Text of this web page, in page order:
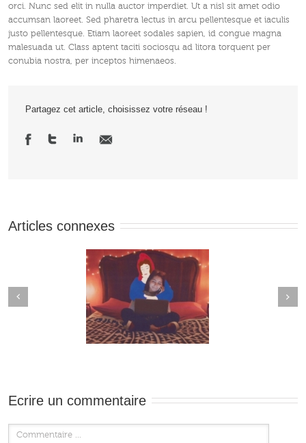
orci. Nunc sed elit in nulla auctor imperdiet. Ut a nisl sit amet odio
accumsan laoreet. Sed pharetra lectus in arcu pellentesque et iaculis
justo pellentesque. Etiam laoreet sodales sapien, id congue magna
malesuada ut. Class aptent taciti sociosqu ad litora torquent per
conubia nostra, per inceptos himenaeos.
Partagez cet article, choisissez votre réseau !
Articles connexes
Vos meilleurs tchips
Next
Ecrire un commentaire